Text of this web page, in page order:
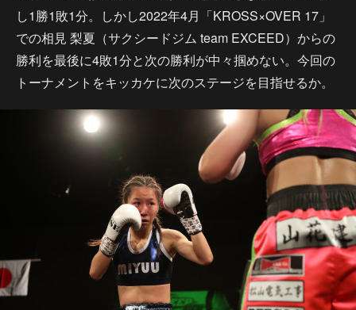
し1勝1敗1分。しかし2022年4月「KROSS×OVER 17」
での相見 梨夏（サクシードジム team EXCEED）からの
勝利を最後に4敗1分と次の勝利が中々掴めない。今回の
トーナメントをキッカケに次のステージを目指せるか。